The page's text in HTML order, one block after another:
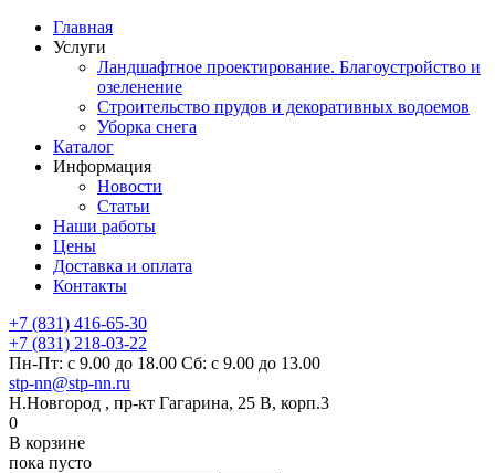
Главная
Услуги
Ландшафтное проектирование. Благоустройство и
озеленение
Строительство прудов и декоративных водоемов
Уборка снега
Каталог
Информация
Новости
Статьи
Наши работы
Цены
Доставка и оплата
Контакты
+7 (831) 416-65-30
+7 (831) 218-03-22
Пн-Пт: с 9.00 до 18.00 Сб: с 9.00 до 13.00
stp-nn@stp-nn.ru
Н.Новгород , пр-кт Гагарина, 25 В, корп.3
0
В корзине
пока пусто